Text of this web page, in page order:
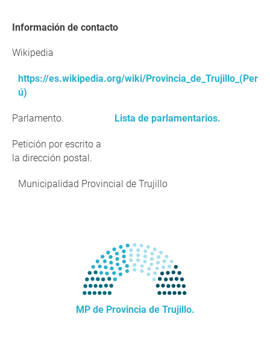
Información de contacto
Wikipedia
https://es.wikipedia.org/wiki/Provincia_de_Trujillo_(Per
ú)
Parlamento. Lista de parlamentarios.
Petición por escrito a
la dirección postal.
Municipalidad Provincial de Trujillo
MP de Provincia de Trujillo.